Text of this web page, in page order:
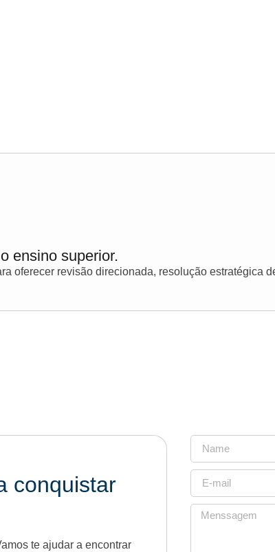
ensino superior.
oferecer revisão direcionada, resolução estratégica
conquistar
te ajudar a encontrar